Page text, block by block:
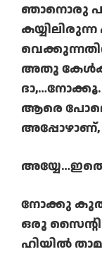
ഞാനൊരു
അതു
ആരെ
അപ്പോഴാണ്,
നോക്കു
ഒരു
ഹിയില്‍